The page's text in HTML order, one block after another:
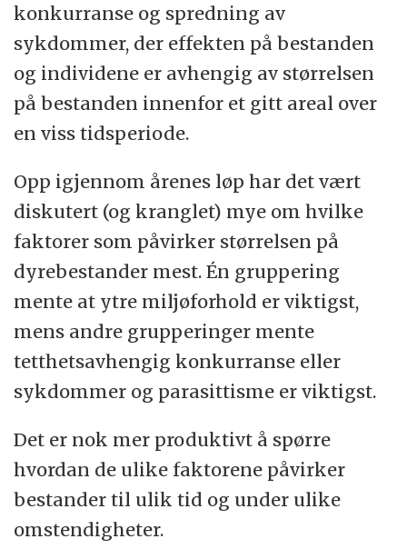
konkurranse og spredning av
sykdommer, der effekten på bestanden
og individene er avhengig av størrelsen
på bestanden innenfor et gitt areal over
en viss tidsperiode.
Opp igjennom årenes løp har det vært
diskutert (og kranglet) mye om hvilke
faktorer som påvirker størrelsen på
dyrebestander mest. Én gruppering
mente at ytre miljøforhold er viktigst,
mens andre grupperinger mente
tetthetsavhengig konkurranse eller
sykdommer og parasittisme er viktigst.
Det er nok mer produktivt å spørre
hvordan de ulike faktorene påvirker
bestander til ulik tid og under ulike
omstendigheter.